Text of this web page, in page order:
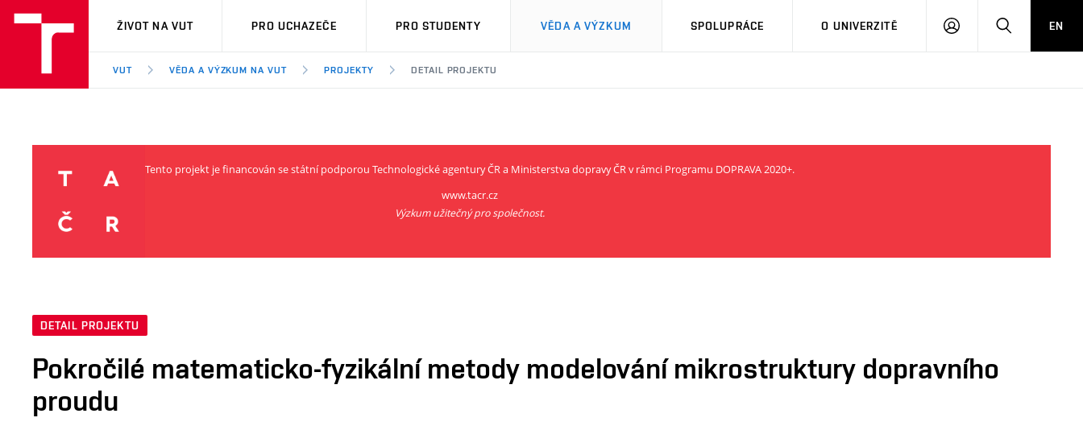
VUT
ŽIVOT NA VUT PRO UCHAZEČE PRO STUDENTY VĚDA A VÝZKUM SPOLUPRÁCE O UNIVERZITĚ
PŘIHLÁSIT HLEDATEN
VUT VĚDA A VÝZKUM NA VUT PROJEKTY DETAIL PROJEKTU
Tento projekt je financován se státní podporou Technologické agentury ČR a Ministerstva dopravy ČR v rámci Programu DOPRAVA 2020+.
www.tacr.cz
Výzkum užitečný pro společnost.
DETAIL PROJEKTU
Pokročilé matematicko-fyzikální metody modelování mikrostruktury dopravního
proudu